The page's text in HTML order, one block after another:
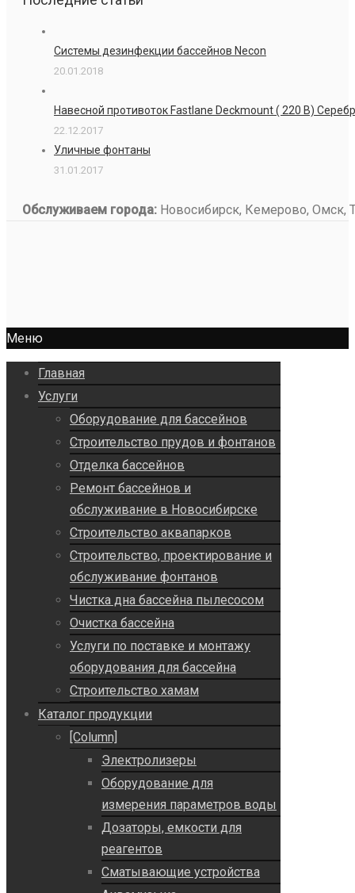
Системы дезинфекции бассейнов Necon
20.01.2018
Навесной противоток Fastlane Deckmount ( 220 В)
22.12.2017
Уличные фонтаны
31.01.2017
Обслуживаем города: Новосибирск, Кемерово, Омск,
Меню
Главная
Услуги
Оборудование для бассейнов
Строительство прудов и фонтанов
Отделка бассейнов
Ремонт бассейнов и
обслуживание в Новосибирске
Строительство аквапарков
Строительство, проектирование и
обслуживание фонтанов
Чистка дна бассейна пылесосом
Очистка бассейна
Услуги по поставке и монтажу
оборудования для бассейна
Строительство хамам
Каталог продукции
[Column]
Электролизеры
Оборудование для
измерения параметров воды
Дозаторы, емкости для
реагентов
Сматывающие устройства